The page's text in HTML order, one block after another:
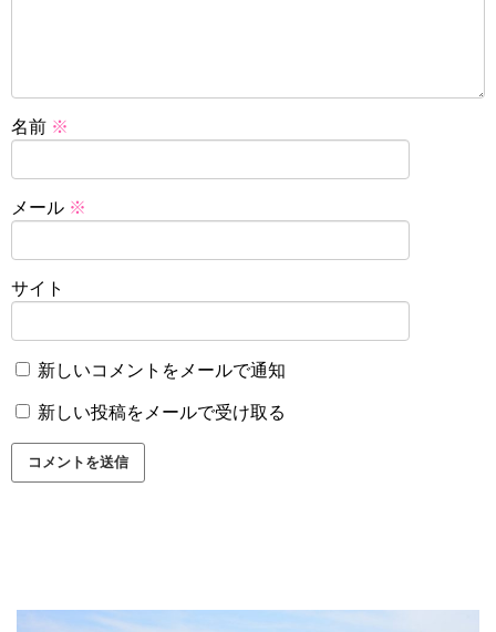
名前 ※
メール ※
サイト
新しいコメントをメールで通知
新しい投稿をメールで受け取る